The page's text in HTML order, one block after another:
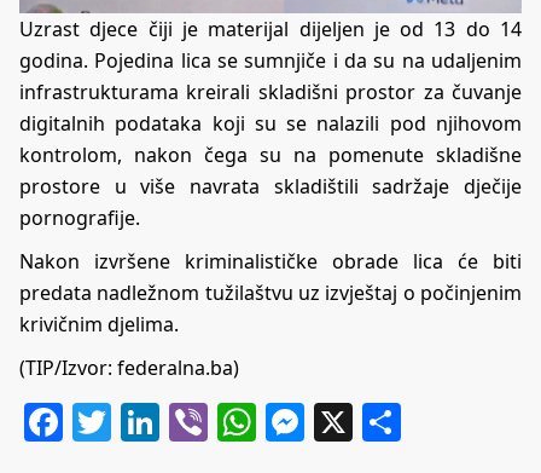
Uzrast djece čiji je materijal dijeljen je od 13 do 14
godina. Pojedina lica se sumnjiče i da su na udaljenim
infrastrukturama kreirali skladišni prostor za čuvanje
digitalnih podataka koji su se nalazili pod njihovom
kontrolom, nakon čega su na pomenute skladišne
prostore u više navrata skladištili sadržaje dječije
pornografije.
Nakon izvršene kriminalističke obrade lica će biti
predata nadležnom tužilaštvu uz izvještaj o počinjenim
krivičnim djelima.
(TIP/Izvor: federalna.ba)
Facebook
Twitter
LinkedIn
ViberWhatsApp
Messenger
X